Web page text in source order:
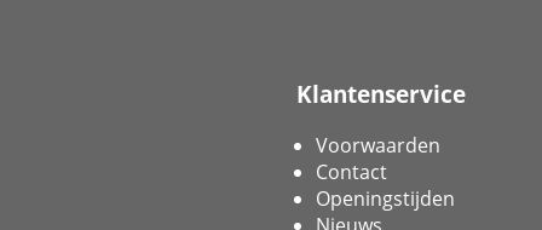
Klantenservice
Voorwaarden
Contact
Openingstijden